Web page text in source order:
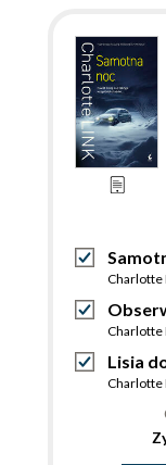
Charlotte
Charlotte
Lisia
Charlotte